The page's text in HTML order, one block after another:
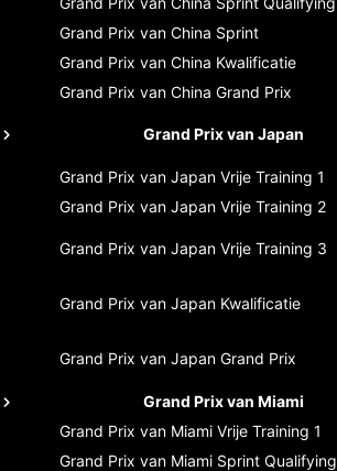
Grand Prix van China Sprint
Grand Prix van China Kwalificatie
Grand Prix van China Grand Prix
Grand Prix van Japan
Grand Prix van Japan Vrije Training 1
Grand Prix van Japan Vrije Training 2
Grand Prix van Japan Vrije Training 3
Grand Prix van Japan Kwalificatie
Grand Prix van Japan Grand Prix
Grand Prix van Miami
Grand Prix van Miami Vrije Training 1
Grand Prix van Miami Sprint Qualifying